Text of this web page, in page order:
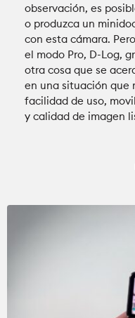
observación, es
o produzca un
con esta cámara.
el modo Pro, D-Log,
otra cosa que se
en una situación que
facilidad de uso,
y calidad de imagen